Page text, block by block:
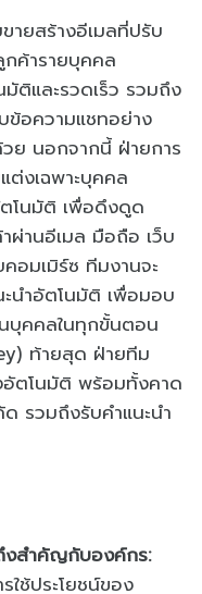
ายสร้างอีเมลที่ปรับ
กค้ารายบุคคล
ติและรวดเร็ว รวมถึง
ข้อความแชทอย่าง
ย นอกจากนี้ ฝ่ายการ
ต่งเฉพาะบุคคล
โนมัติ เพื่อดึงดูด
ผ่านอีเมล มือถือ เว็บ
อมเมิร์ซ ทีมงานจะ
ะนำอัตโนมัติ เพื่อมอบ
บุคคลในทุกขั้นตอน
ท้ายสุด ฝ่ายทีม
อัตโนมัติ พร้อมทั้งคาด
รวมถึงรับคำแนะนำ
งสำคัญกับองค์กร:
ช้ประโยชน์ของ